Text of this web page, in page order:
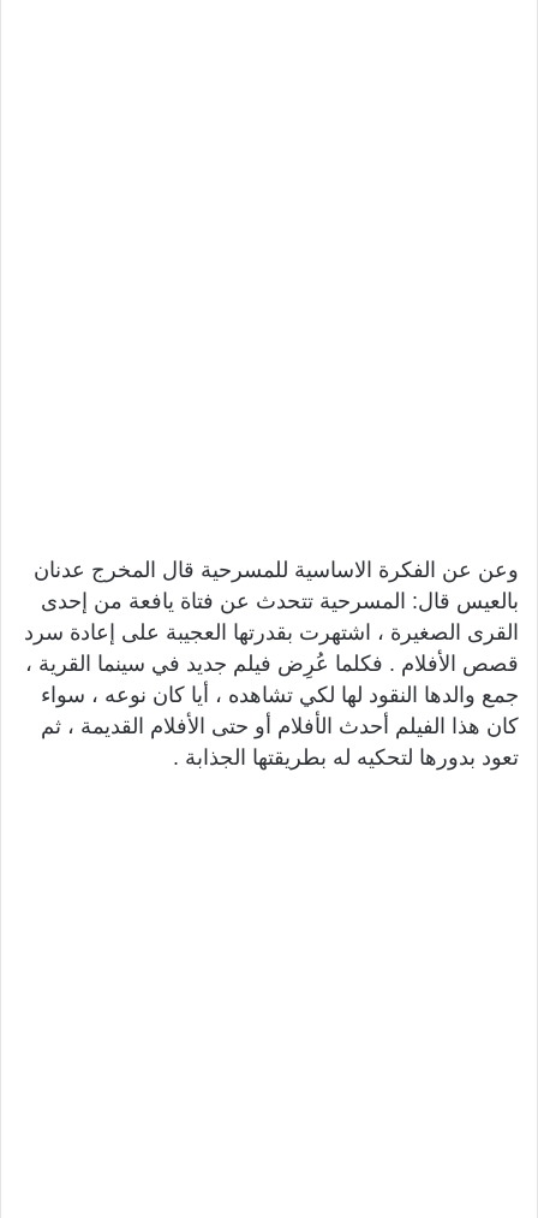
وعن عن الفكرة الاساسية للمسرحية قال المخرج عدنان
بالعيس قال: المسرحية تتحدث عن فتاة يافعة من إحدى
القرى الصغيرة ، اشتهرت بقدرتها​ ​العجيبة على إعادة سرد
قصص الأفلام . فكلما عُرِض فيلم جديد في​ ​سينما القرية ،
جمع والدها النقود لها لكي تشاهده ، أيا كان نوعه ، سواء​ ​
كان هذا الفيلم أحدث ال​أفلام أو حتى الأفلام القديمة ​​، ثم
تعود بدورها لتحكيه له بطريقتها الجذابة .